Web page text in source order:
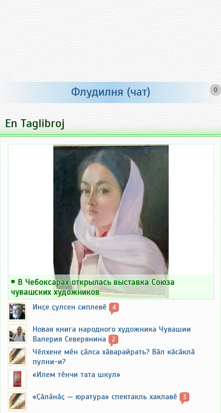
0
Флудилня (чат)
En Taglibroj
￭ В Чебоксарах открылась выставка Союза
чувашских художников
Инҫе ҫулсен сиплевӗ 4
Новая книга народного художника Чувашии
Валерия Северянина
2
Чӗлхене мӗн ҫӑлса хӑварайрать? Вӑл кӑсӑклӑ
пулни-и?
«Илем тӗнчи тата шкул»
«Ҫӑлӑнӑҫ — юратура» спектакль хаклавӗ 3